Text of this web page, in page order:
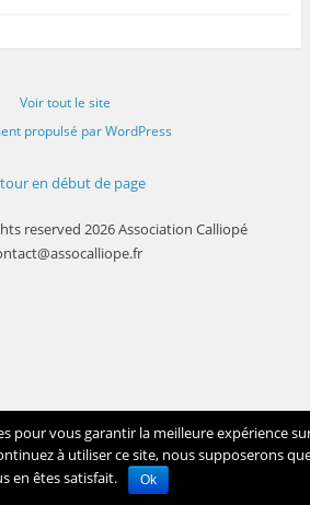
Voir tout le site
propulsé par WordPress
en début de page
reserved 2026 Association Calliopé
pour vous garantir la meilleure expérience
à utiliser ce site, nous supposerons
en êtes satisfait.
Ok